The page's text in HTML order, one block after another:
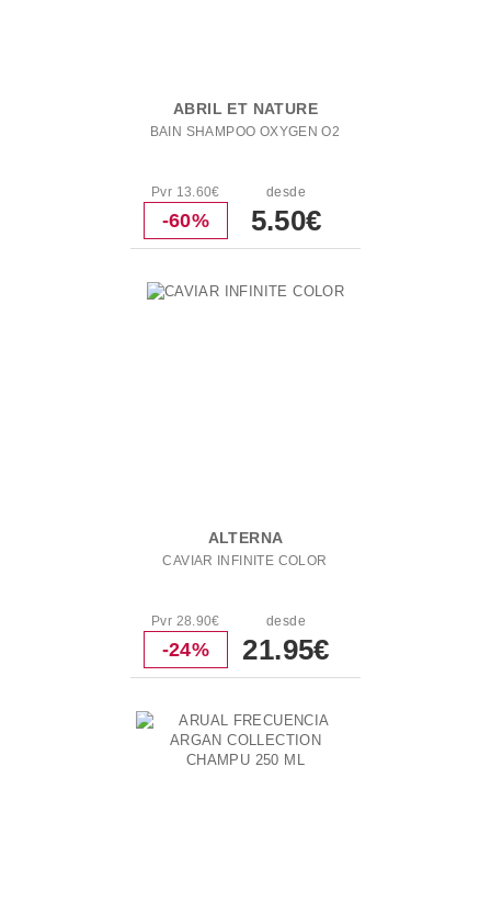
ABRIL ET NATURE
BAIN SHAMPOO OXYGEN O2
Pvr 13.60€
-60%
desde
5.50€
ALTERNA
CAVIAR INFINITE COLOR
Pvr 28.90€
-24%
desde
21.95€